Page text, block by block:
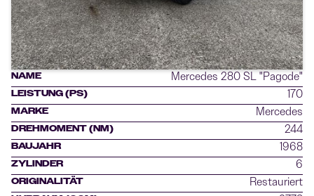
NAME Mercedes 280 SL "Pagode"
LEISTUNG (PS) 170
MARKE Mercedes
DREHMOMENT (NM) 244
BAUJAHR 1968
ZYLINDER 6
ORIGINALITÄT Restauriert